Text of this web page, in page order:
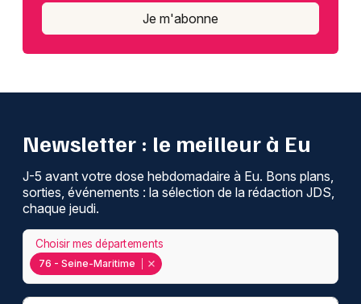
Je m'abonne
Newsletter : le meilleur à Eu
J-5 avant votre dose hebdomadaire à Eu. Bons plans,
sorties, événements : la sélection de la rédaction JDS,
chaque jeudi.
76 - Seine-Maritime
Choisir mes départements